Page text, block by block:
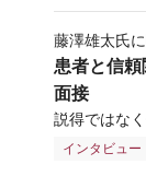
藤澤雄太氏に
患者と信
面接
説得ではな
インタビュー